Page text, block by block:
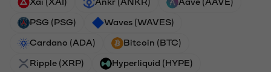
PSG (PSG) Waves (WAVES)
Cardano (ADA) Bitcoin (BTC)
Ripple (XRP) Hyperliquid (HYPE)